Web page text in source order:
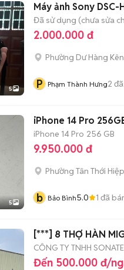
5
Máy ảnh Sony
Đã sử dụng (chưa sửa
2.000.000 đ
Phường Dư Hàng
P Phạm Thành Hưng2
5
iPhone 14 Pro
iPhone 14 Pro 256 GB
9.950.000 đ
Phường Tân Thới Hiệp
b Bảo Bình5.0 1 đã
[***] 8 THỢ HÀN
CÔNG TY TNHH
Đến 500.000 đ/